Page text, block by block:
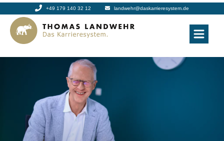
+49 179 140 32 12 landwehr@daskarrieresystem.de